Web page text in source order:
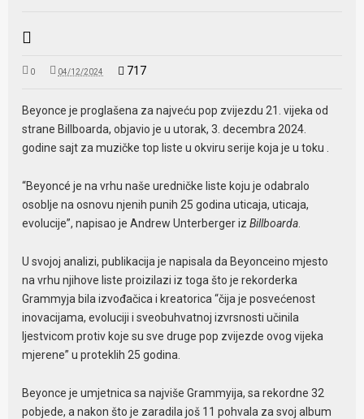
0 04/12/2024 717
Beyonce je proglašena za najveću pop zvijezdu 21. vijeka od
strane Billboarda, objavio je u utorak, 3. decembra 2024.
godine sajt za muzičke top liste u okviru serije koja je u toku .
“Beyoncé je na vrhu naše uredničke liste koju je odabralo
osoblje na osnovu njenih punih 25 godina uticaja, uticaja,
evolucije”, napisao je Andrew Unterberger izBillboarda
U svojoj analizi, publikacija je napisala da Beyonceino mjesto
na vrhu njihove liste proizilazi iz toga što je rekorderka
Grammyja bila izvođačica i kreatorica “čija je posvećenost
inovacijama, evoluciji i sveobuhvatnoj izvrsnosti učinila
ljestvicom protiv koje su sve druge pop zvijezde ovog vijeka
mjerene” u proteklih 25 godina.
Beyonce je umjetnica sa najviše Grammyija, sa rekordne 32
pobjede, a nakon što je zaradila još 11 pohvala za svoj album